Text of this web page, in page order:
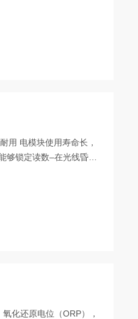
用 电模块使用寿命长，
锁定读数–在光线昏暗
化还原电位（ORP），